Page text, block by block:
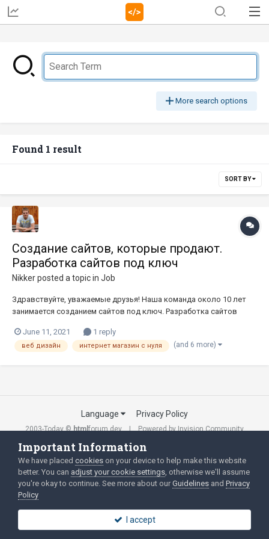
More search options
Found 1 result
SORT BY
Создание сайтов, которые продают.
Разработка сайтов под ключ
Nikkerposted a topic in Job
Здравствуйте, уважаемые друзья! Наша команда около 10 лет
занимается созданием сайтов под ключ. Разработка сайтов
оптимизированном контенте и индивидуальном подходе к
каждой тематике. Почему мы: · Разрабатываем сильный и ф...
June 11, 2021 1 reply
веб дизайн интернет магазин с нуля (and 6 more)
Language Privacy Policy
2003-Today ©htmlforum.dev Powered by Invision Community
Important Information
We have placed cookies on your device to help make this website
better. You can adjust your cookie settings, otherwise we'll assume
you're okay to continue. See more about our Guidelines and Privacy
Policy
I accept